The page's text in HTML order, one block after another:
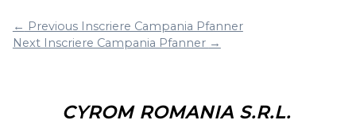
← Previous Inscriere Campania Pfanner
Next Inscriere Campania Pfanner →
CYROM ROMANIA S.R.L.